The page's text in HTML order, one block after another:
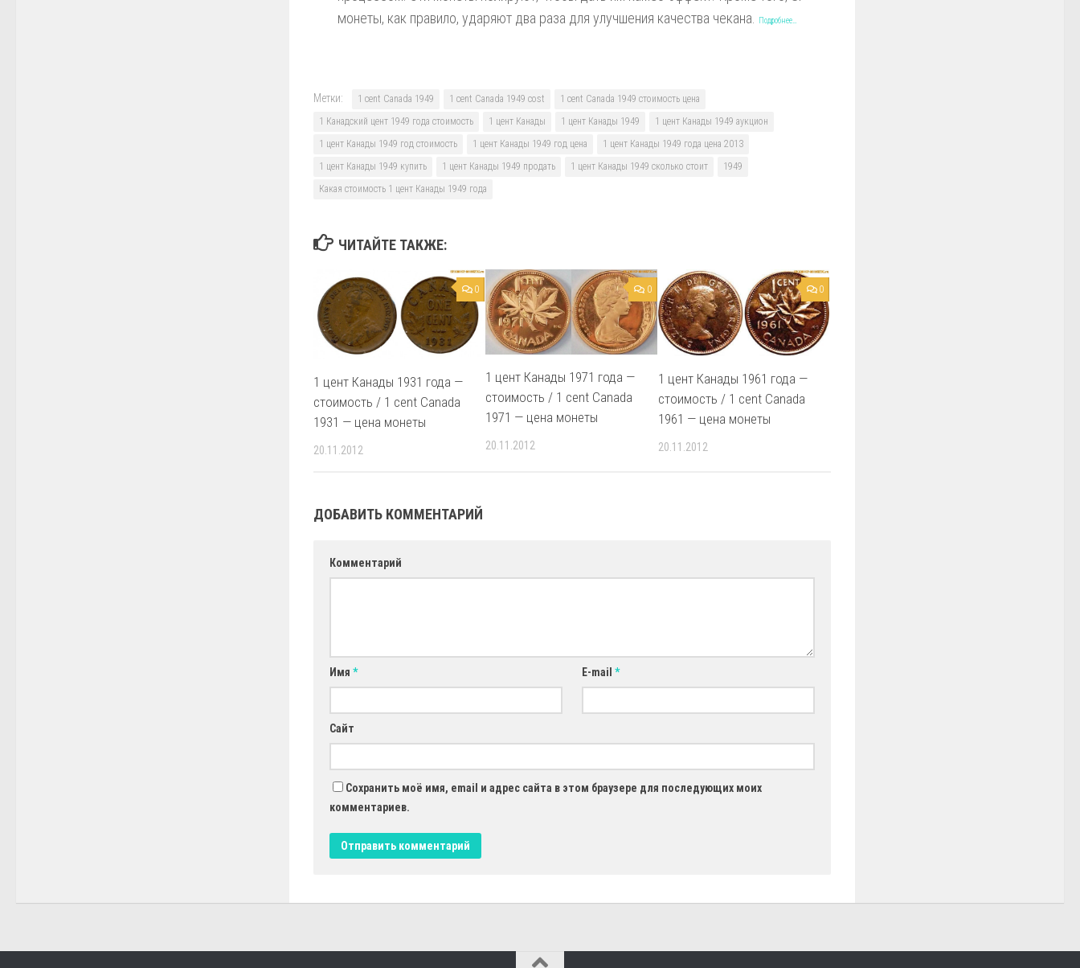
монеты, как правило, ударяют два раза для улучшения качества чекана.
Подробнее…
Метки: 1 cent Canada 1949 1 cent Canada 1949 cost
1 cent Canada 1949 стоимость цена
1 Канадский цент 1949 года стоимость
1 цент Канады 1 цент Канады 1949
1 цент Канады 1949 аукцион
1 цент Канады 1949 год стоимость
1 цент Канады 1949 год цена
1 цент Канады 1949 года цена 2013
1 цент Канады 1949 купить
1 цент Канады 1949 продать 1 цент Канады 1949 сколько стоит
1949
Какая стоимость 1 цент Канады 1949 года
ЧИТАЙТЕ ТАКЖЕ:
0
1 цент Канады 1931 года —
стоимость / 1 cent Canada
1931 — цена монеты
20.11.2012
0
1 цент Канады 1971 года —
стоимость / 1 cent Canada
1971 — цена монеты
20.11.2012
0
1 цент Канады 1961 года —
стоимость / 1 cent Canada
1961 — цена монеты
20.11.2012
ДОБАВИТЬ КОММЕНТАРИЙ
Комментарий
Имя * E-mail*
Сайт
Сохранить моё имя, email и адрес сайта в этом браузере для последующих моих
комментариев.